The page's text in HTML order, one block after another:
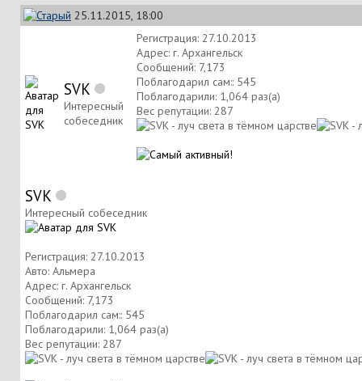
25.11.2015, 18:00
SVK
Интересный
собеседник
Регистрация: 27.10.2013
Адрес: г. Архангельск
Сообщений: 7,173
Поблагодарил сам:: 545
Поблагодарили: 1,064 раз(а)
Вес репутации: 287
SVK
Интересный собеседник
Регистрация: 27.10.2013
Авто: Альмера
Адрес: г. Архангельск
Сообщений: 7,173
Поблагодарил сам:: 545
Поблагодарили: 1,064 раз(а)
Вес репутации: 287